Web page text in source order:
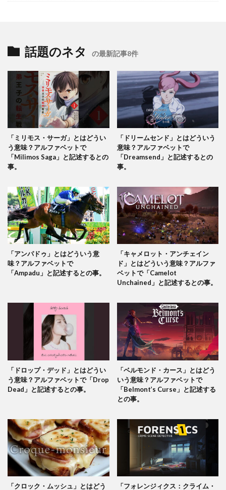
話題のネタ の最新記事8件
「ミリモス・サーガ」とはどうい
う意味？アルファベットで
「Milimos Saga」と記述するとの
事。
「ドリームセンド」とはどういう
意味？アルファベットで
「Dreamsend」と記述するとの
事。
「アンパドゥ」とはどういう意
味？アルファベットで
「Ampadu」と記述するとの事。
「キャメロット・アンチェイン
ド」とはどういう意味？アルファ
ベットで「Camelot
Unchained」と記述するとの事。
「ドロップ・デッド」とはどうい
う意味？アルファベットで「Drop
Dead」と記述するとの事。
「ベルモンド・カース」とはどう
いう意味？アルファベットで
「Belmont’s Curse」と記述する
との事。
「クロック・ムッシュ」とはどう 「フォレンジィクス：クライム・